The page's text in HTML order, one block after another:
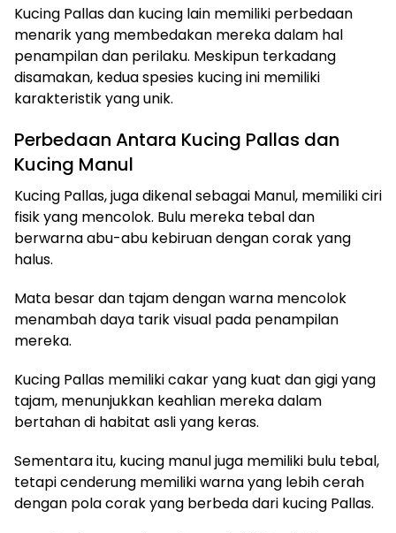
Kucing Pallas dan kucing lain memiliki perbedaan
menarik yang membedakan mereka dalam hal
penampilan dan perilaku. Meskipun terkadang
disamakan, kedua spesies kucing ini memiliki
karakteristik yang unik.
Perbedaan Antara Kucing Pallas dan
Kucing Manul
Kucing Pallas, juga dikenal sebagai Manul, memiliki ciri
fisik yang mencolok. Bulu mereka tebal dan
berwarna abu-abu kebiruan dengan corak yang
halus.
Mata besar dan tajam dengan warna mencolok
menambah daya tarik visual pada penampilan
mereka.
Kucing Pallas memiliki cakar yang kuat dan gigi yang
tajam, menunjukkan keahlian mereka dalam
bertahan di habitat asli yang keras.
Sementara itu, kucing manul juga memiliki bulu tebal,
tetapi cenderung memiliki warna yang lebih cerah
dengan pola corak yang berbeda dari kucing Pallas.